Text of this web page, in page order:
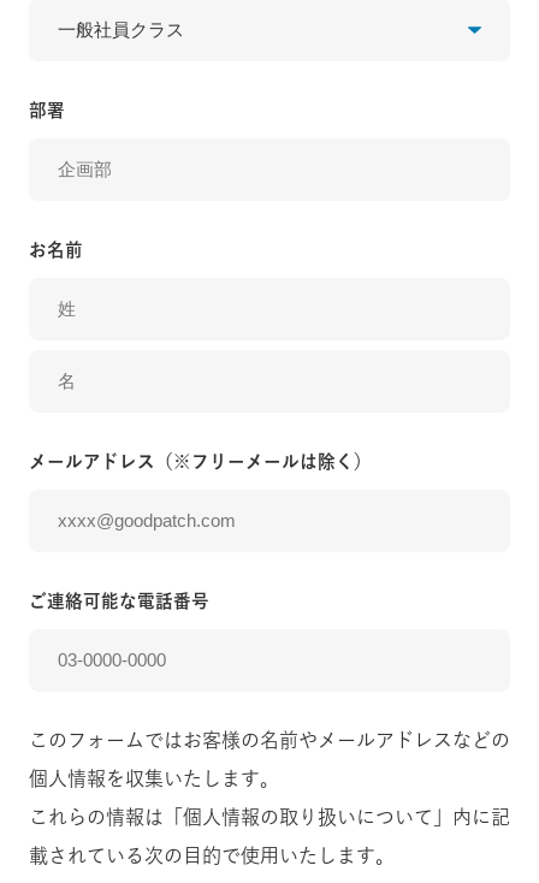
部署
お名前
メールアドレス（※フリーメールは除く）
ご連絡可能な電話番号
このフォームではお客様の名前やメールアドレスなどの
個人情報を収集いたします。
これらの情報は「個人情報の取り扱いについて」内に記
載されている次の目的で使用いたします。